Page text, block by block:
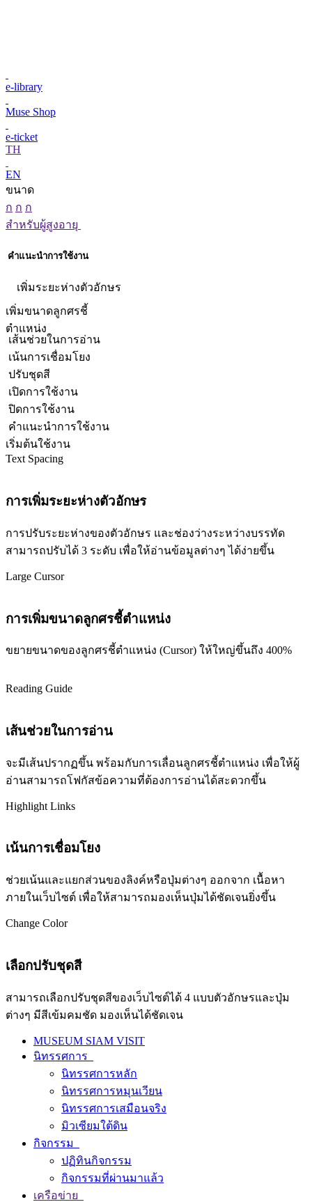
e-library
Muse Shop
e-ticket
TH
EN
ขนาด
ก ก ก
สำหรับผู้สูงอายุ
คำแนะนำการใช้งาน
เพิ่มระยะห่างตัวอักษร
เพิ่มขนาดลูกศรชี้
ตำแหน่ง
เส้นช่วยในการอ่าน
เน้นการเชื่อมโยง
ปรับชุดสี
เปิดการใช้งาน
ปิดการใช้งาน
คำแนะนำการใช้งาน
เริ่มต้นใช้งาน
Text Spacing
การเพิ่มระยะห่างตัวอักษร
การปรับระยะห่างของตัวอักษร และช่องว่างระหว่างบรรทัด
สามารถปรับได้ 3 ระดับ เพื่อให้อ่านข้อมูลต่างๆ ได้ง่ายขึ้น
Large Cursor
การเพิ่มขนาดลูกศรชี้ตำแหน่ง
ขยายขนาดของลูกศรชี้ตำแหน่ง (Cursor) ให้ใหญ่ขึ้นถึง 400%
Reading Guide
เส้นช่วยในการอ่าน
จะมีเส้นปรากฏขึ้น พร้อมกับการเลื่อนลูกศรชี้ตำแหน่ง เพื่อให้ผู้
อ่านสามารถโฟกัสข้อความที่ต้องการอ่านได้สะดวกขึ้น
Highlight Links
เน้นการเชื่อมโยง
ช่วยเน้นและแยกส่วนของลิงค์หรือปุ่มต่างๆ ออกจาก เนื้อหา
ภายในเว็บไซต์ เพื่อให้สามารถมองเห็นปุ่มได้ชัดเจนยิ่งขึ้น
Change Color
เลือกปรับชุดสี
สามารถเลือกปรับชุดสีของเว็บไซต์ได้ 4 แบบตัวอักษรและปุ่ม
ต่างๆ มีสีเข้มคมชัด มองเห็นได้ชัดเจน
MUSEUM SIAM VISIT
นิทรรศการ
นิทรรศการหลัก
นิทรรศการหมุนเวียน
นิทรรศการเสมือนจริง
มิวเซียมใต้ดิน
กิจกรรม
ปฏิทินกิจกรรม
กิจกรรมที่ผ่านมาแล้ว
เครือข่าย